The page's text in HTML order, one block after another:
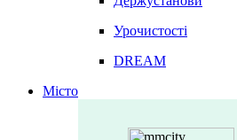
Урочистості
DREAM
Місто